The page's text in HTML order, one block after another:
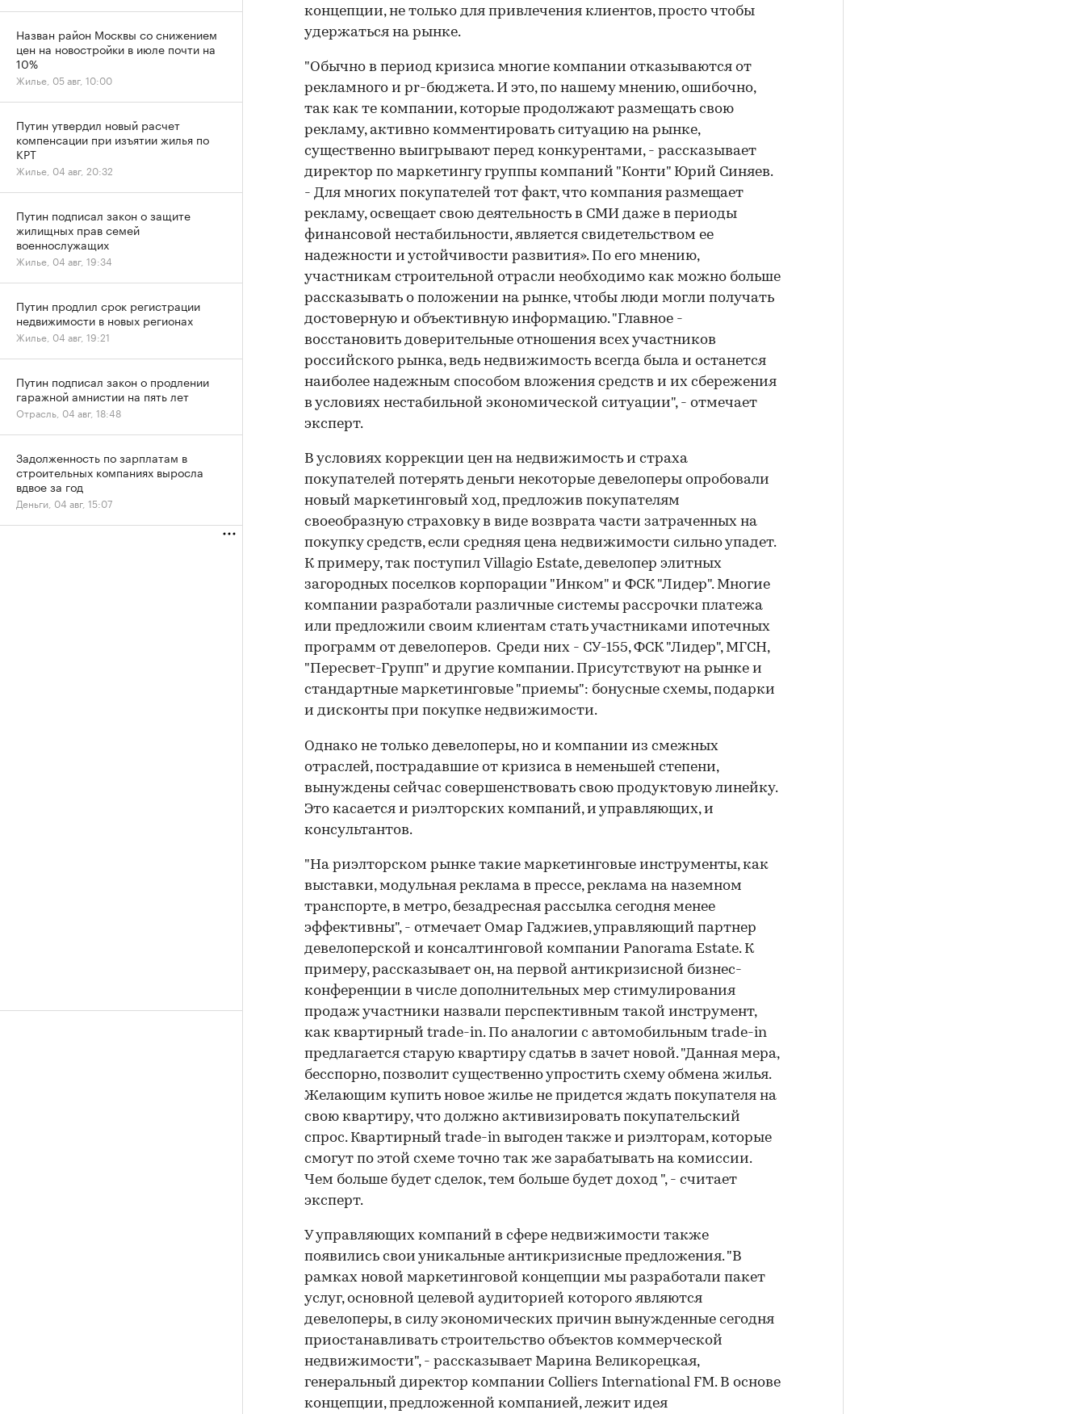
концепции, не только для привлечения клиентов, просто чтобы
удержаться на рынке.
"Обычно в период кризиса многие компании отказываются от
рекламного и pr-бюджета. И это, по нашему мнению, ошибочно,
так как те компании, которые продолжают размещать свою
рекламу, активно комментировать ситуацию на рынке,
существенно выигрывают перед конкурентами, - рассказывает
директор по маркетингу группы компаний "Конти" Юрий Синяев.
- Для многих покупателей тот факт, что компания размещает
рекламу, освещает свою деятельность в СМИ даже в периоды
финансовой нестабильности, является свидетельством ее
надежности и устойчивости развития». По его мнению,
участникам строительной отрасли необходимо как можно больше
рассказывать о положении на рынке, чтобы люди могли получать
достоверную и объективную информацию. "Главное -
восстановить доверительные отношения всех участников
российского рынка, ведь недвижимость всегда была и останется
наиболее надежным способом вложения средств и их сбережения
в условиях нестабильной экономической ситуации", - отмечает
эксперт.
В условиях коррекции цен на недвижимость и страха
покупателей потерять деньги некоторые девелоперы опробовали
новый маркетинговый ход, предложив покупателям
своеобразную страховку в виде возврата части затраченных на
покупку средств, если средняя цена недвижимости сильно упадет.
К примеру, так поступил Villagio Estate, девелопер элитных
загородных поселков корпорации "Инком" и ФСК "Лидер". Многие
компании разработали различные системы рассрочки платежа
или предложили своим клиентам стать участниками ипотечных
программ от девелоперов. Среди них - СУ-155, ФСК "Лидер", МГСН,
"Пересвет-Групп" и другие компании. Присутствуют на рынке и
стандартные маркетинговые "приемы": бонусные схемы, подарки
и дисконты при покупке недвижимости.
Однако не только девелоперы, но и компании из смежных
отраслей, пострадавшие от кризиса в неменьшей степени,
вынуждены сейчас совершенствовать свою продуктовую линейку.
Это касается и риэлторских компаний, и управляющих, и
консультантов.
"На риэлторском рынке такие маркетинговые инструменты, как
выставки, модульная реклама в прессе, реклама на наземном
транспорте, в метро, безадресная рассылка сегодня менее
эффективны", - отмечает Омар Гаджиев, управляющий партнер
девелоперской и консалтинговой компании Panorama Estate. К
примеру, рассказывает он, на первой антикризисной бизнес-
конференции в числе дополнительных мер стимулирования
продаж участники назвали перспективным такой инструмент,
как квартирный trade-in. По аналогии с автомобильным trade-in
предлагается старую квартиру сдатьв в зачет новой. "Данная мера,
бесспорно, позволит существенно упростить схему обмена жилья.
Желающим купить новое жилье не придется ждать покупателя на
свою квартиру, что должно активизировать покупательский
спрос. Квартирный trade-in выгоден также и риэлторам, которые
смогут по этой схеме точно так же зарабатывать на комиссии.
Чем больше будет сделок, тем больше будет доход ", - считает
эксперт.
У управляющих компаний в сфере недвижимости также
появились свои уникальные антикризисные предложения. "В
рамках новой маркетинговой концепции мы разработали пакет
услуг, основной целевой аудиторией которого являются
девелоперы, в силу экономических причин вынужденные сегодня
приостанавливать строительство объектов коммерческой
недвижимости", - рассказывает Марина Великорецкая,
генеральный директор компании Colliers International FM. В основе
концепции, предложенной компанией, лежит идея
Назван район Москвы со снижением
цен на новостройки в июле почти на
10%
Жилье, 05 авг, 10:00
Путин утвердил новый расчет
компенсации при изъятии жилья по
КРТ
Жилье, 04 авг, 20:32
Путин подписал закон о защите
жилищных прав семей
военнослужащих
Жилье, 04 авг, 19:34
Путин продлил срок регистрации
недвижимости в новых регионах
Жилье, 04 авг, 19:21
Путин подписал закон о продлении
гаражной амнистии на пять лет
Отрасль, 04 авг, 18:48
Задолженность по зарплатам в
строительных компаниях выросла
вдвое за год
Деньги, 04 авг, 15:07